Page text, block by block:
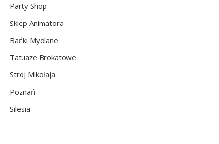
Party Shop
Sklep Animatora
Bańki Mydlane
Tatuaże Brokatowe
Strój Mikołaja
Poznań
Silesia